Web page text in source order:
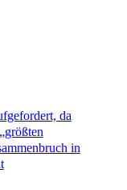
da
in